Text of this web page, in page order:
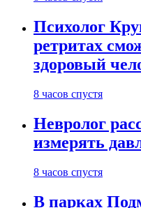
Психолог
ретритах
здоровый
8 часов спустя
Невролог
измерять
8 часов спустя
В парках